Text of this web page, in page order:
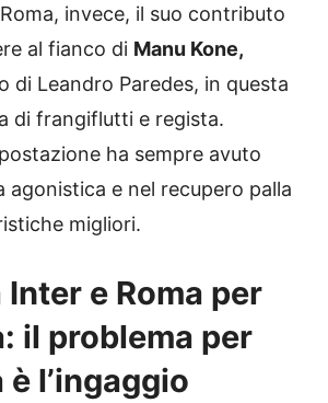
invece, il suo contributo
al fianco di Manu Kone,
di Leandro Paredes, in questa
di frangiflutti e regista.
ha sempre avuto
agonistica e nel recupero palla
migliori.
e Roma per
il problema per
l’ingaggio